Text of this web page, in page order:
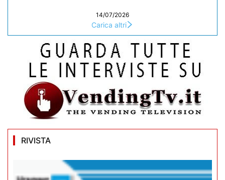
14/07/2026
Carica altri
RIVISTA